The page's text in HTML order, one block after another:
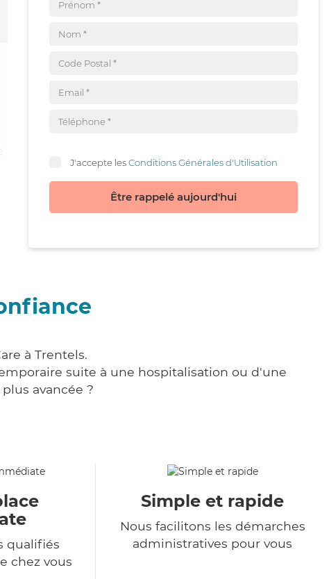
J'accepte lesConditions Générales d'Utilisation
Être rappelé aujourd'hui
à Trentels.
suite à une hospitalisation ou d'une
avancée ?
qualifiés
chez vous
Simple et rapide
Nous facilitons les démarches
administratives pour vous